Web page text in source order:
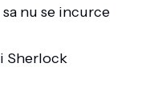
nu se incurce
Sherlock